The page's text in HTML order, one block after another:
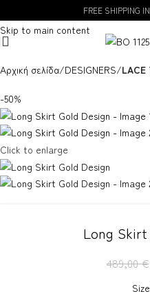
Skip to main content
FREE SHIPPING
Αρχική σελίδα DESIGNERS LACE
-50%
Click to enlarge
Long Skirt
489,00€